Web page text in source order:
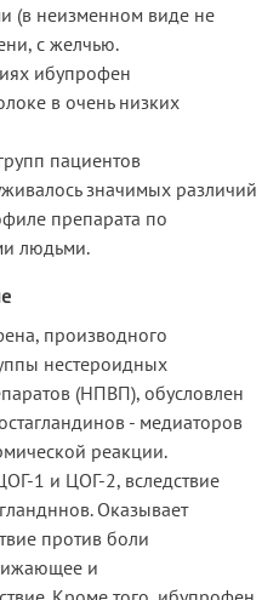
(в неизменном виде не
с желчью.
ибупрофен
в очень низких
пациентов
значимых различий
препарата по
людьми.
производного
нестероидных
(НПВП), обусловлен
- медиаторов
реакции.
1 и ЦОГ-2, вследствие
Оказывает
против боли
и